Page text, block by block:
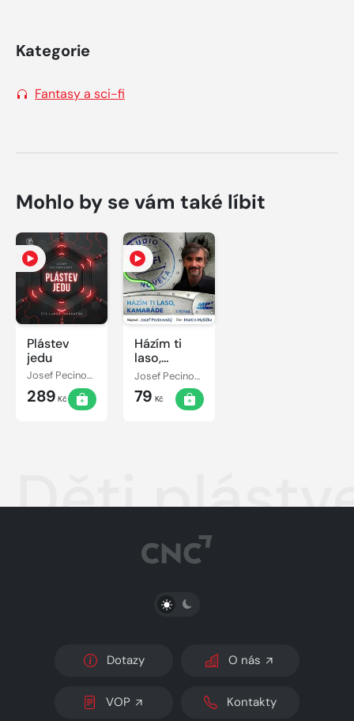
Kategorie
Fantasy a sci-fi
Mohlo by se vám také líbit
Plástev
jedu
Josef Pecinovský
289 Kč
Házím ti
laso,
kamarádeJosef Pecinovský
79 Kč
Děti
PŘEPNOUT SVĚTLÝ/TMAVÝ REŽIM
Dotazy O nás
VOP Kontakty